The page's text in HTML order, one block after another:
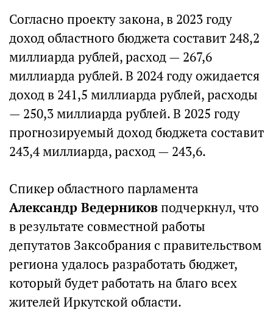
Согласно проекту закона, в 2023 году
доход областного бюджета составит 248,2
миллиарда рублей, расход — 267,6
миллиарда рублей. В 2024 году ожидается
доход в 241,5 миллиарда рублей, расходы
— 250,3 миллиарда рублей. В 2025 году
прогнозируемый доход бюджета составит
243,4 миллиарда, расход — 243,6.
Спикер областного парламента
Александр Ведерниковподчеркнул, что
в результате совместной работы
депутатов Заксобрания с правительством
региона удалось разработать бюджет,
который будет работать на благо всех
жителей Иркутской области.